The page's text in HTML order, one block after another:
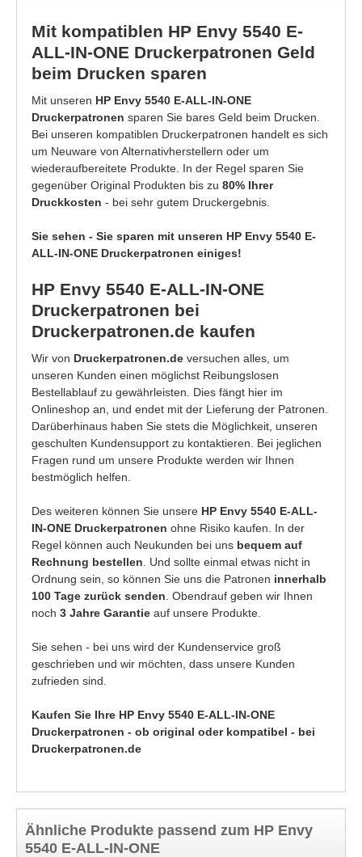
Mit kompatiblen HP Envy 5540 E-
ALL-IN-ONE Druckerpatronen Geld
beim Drucken sparen
Mit unseren HP Envy 5540 E-ALL-IN-ONE
Druckerpatronen sparen Sie bares Geld beim Drucken.
Bei unseren kompatiblen Druckerpatronen handelt es sich
um Neuware von Alternativherstellern oder um
wiederaufbereitete Produkte. In der Regel sparen Sie
gegenüber Original Produkten bis zu 80% Ihrer
Druckkosten - bei sehr gutem Druckergebnis.
Sie sehen - Sie sparen mit unseren HP Envy 5540 E-
ALL-IN-ONE Druckerpatronen einiges!
HP Envy 5540 E-ALL-IN-ONE
Druckerpatronen bei
Druckerpatronen.de kaufen
Wir von Druckerpatronen.de versuchen alles, um
unseren Kunden einen möglichst Reibungslosen
Bestellablauf zu gewährleisten. Dies fängt hier im
Onlineshop an, und endet mit der Lieferung der Patronen.
Darüberhinaus haben Sie stets die Möglichkeit, unseren
geschulten Kundensupport zu kontaktieren. Bei jeglichen
Fragen rund um unsere Produkte werden wir Ihnen
bestmöglich helfen.
Des weiteren können Sie unsere HP Envy 5540 E-ALL-
IN-ONE Druckerpatronen ohne Risiko kaufen. In der
Regel können auch Neukunden bei uns bequem auf
Rechnung bestellen . Und sollte einmal etwas nicht in
Ordnung sein, so können Sie uns die Patronen innerhalb
100 Tage zurück senden . Obendrauf geben wir Ihnen
noch 3 Jahre Garantie auf unsere Produkte.
Sie sehen - bei uns wird der Kundenservice groß
geschrieben und wir möchten, dass unsere Kunden
zufrieden sind.
Kaufen Sie Ihre HP Envy 5540 E-ALL-IN-ONE
Druckerpatronen - ob original oder kompatibel - bei
Druckerpatronen.de
Ähnliche Produkte passend zum HP Envy
5540 E-ALL-IN-ONE